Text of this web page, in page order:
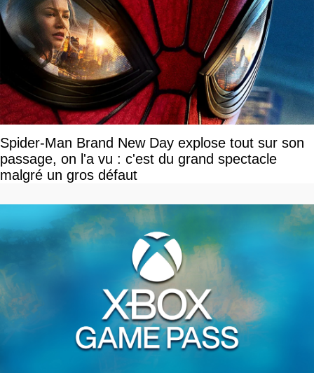
Spider-Man Brand New Day explose tout sur son
passage, on l'a vu : c'est du grand spectacle
malgré un gros défaut